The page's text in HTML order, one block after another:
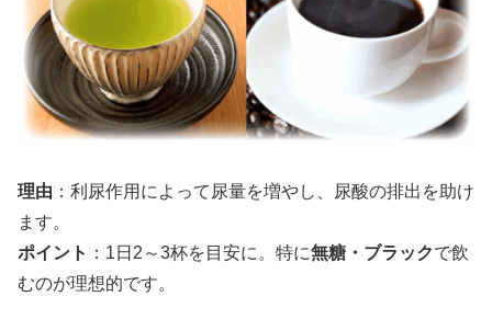
理由 ：利尿作用によって尿量を増やし、尿酸の排出を助け
ます。
ポイント ：1日2～3杯を目安に。特に無糖・ブラックで飲
むのが理想的です。